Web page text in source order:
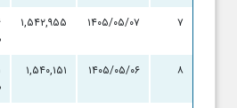
۷ ۱۴۰۵/۰۵/۰۷ ۱,۵۴۲,۹۵۵
۸ ۱۴۰۵/۰۵/۰۶ ۱,۵۴۰,۱۵۱